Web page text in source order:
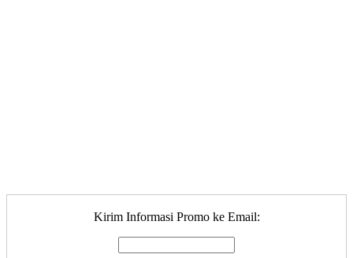
Kirim Informasi Promo ke Email: